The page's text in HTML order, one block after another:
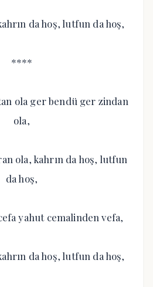
da hoş, lutfun da hoş,
****
ola ger bendü ger zindan
ola,
ola, kahrın da hoş, lutfun
da hoş,
yahut cemalinden vefa,
da hoş, lutfun da hoş,